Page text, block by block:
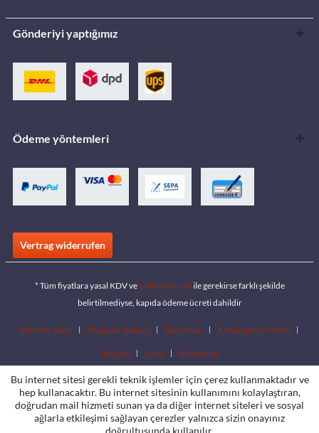
Gönderiyi yaptığımız
Ödeme yöntemleri
Vertrag widerrufen
* Tüm fiyatlara yasal KDV veteslimat ücreti ile gerekirse farklı şekilde
belirtilmediyse, kapıda ödeme ücreti dahildir
İndirme alanı Mağaza Bulucu Bayi olun Katalogları indirin
İletişim Jobs Konumlar
Bu internet sitesi gerekli teknik işlemler için çerez kullanmaktadır ve
hep kullanacaktır. Bu internet sitesinin kullanımını kolaylaştıran,
doğrudan mail hizmeti sunan ya da diğer internet siteleri ve sosyal
ağlarla etkileşimi sağlayan çerezler yalnızca sizin onayınız
doğrultusunda kullanılır.